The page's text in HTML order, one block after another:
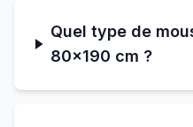
Quel type de
80×190 cm ?